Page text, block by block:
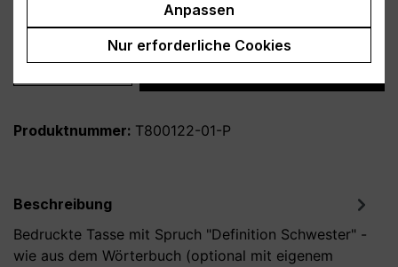
ohne Personalisierung
Produkt Anzahl: Gib den gewünschten
Produktnummer: T800122-01-P
Beschreibung
Bedruckte Tasse mit Spruch "Definition Schwester" -
wie aus dem Wörterbuch (optional mit eigenem
Anpassen
Nur erforderliche Cookies